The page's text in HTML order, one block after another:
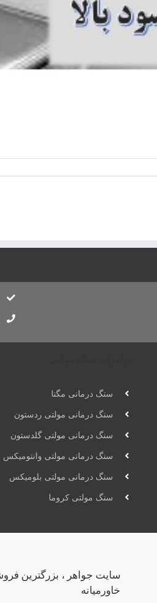
سنگ درمانی مگنا
سنگ درمانی مولتی ردستون
سنگ درمانی مولتی گلدستون
سنگ درمانی مولتی وانتومیکس
سنگ درمانی مولتی بلومیکس
سنگ مولتی کروما
سایت جواهر ، بزرگترین
خاورمیانه